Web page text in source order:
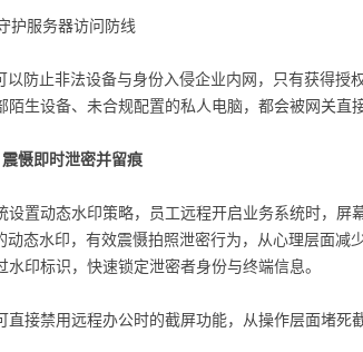
护服务器访问防线
以防止非法设备与身份入侵企业内网，只有获得授
生设备、未合规配置的私人电脑，都会被网关直接
慑即时泄密并留痕
设置动态水印策略，员工远程开启业务系统时，屏
动态水印，有效震慑拍照泄密行为，从心理层面减
水印标识，快速锁定泄密者身份与终端信息。
直接禁用远程办公时的截屏功能，从操作层面堵死